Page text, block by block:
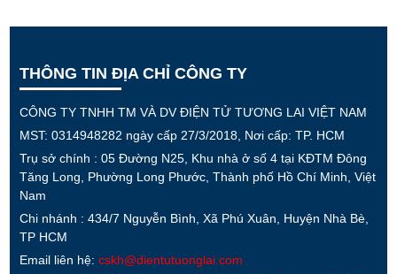
THÔNG TIN ĐỊA CHỈ CÔNG TY
CÔNG TY TNHH TM VÀ DV ĐIỆN TỬ TƯƠNG LAI VIỆT NAM
MST: 0314948282 ngày cấp 27/3/2018, Nơi cấp: TP. HCM
Trụ sở chính : 05 Đường N25, Khu nhà ở số 4 tại KĐTM Đông
Tăng Long, Phường Long Phước, Thành phố Hồ Chí Minh, Việt
Nam
Chi nhánh : 434/7 Nguyễn Bình, Xã Phú Xuân, Huyện Nhà Bè,
TP HCM
Email liên hệ: cskh@dientutuonglai.com